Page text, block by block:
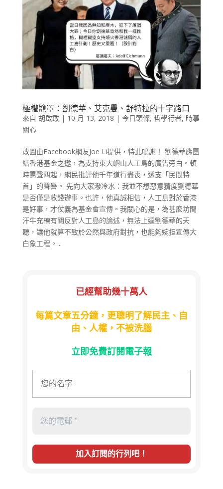
極權籠罩：劉德華、艾克曼、舒特拉的十字路口
來自 胡啟敢| 10 月 13, 2018 | 今日頭條, 哲學行者, 時事
關心
改圖由Facebook網友Joe Li提供，特此鳴謝！ 劉德華應團
結香港基金之邀，為支持東大嶼山人工島的廣告旁白。頓
時罵聲四起，網民批評他千年道行盡喪，透支「民間特
首」的聲譽。 先向大家潑冷水：我並不想惡意猜度劉德華
是否僅是收錢辦事。也許，他真誠相信，人工島對於香港
是好事，才仗義為基金會宣傳。我關心的是，為甚麼坊間
汗牛充棟有關反對人工島的論述，無法上達劉德華的天
聽，讓他就算不致於公然與政府對抗，也能夠婉拒宣傳大
白象工程。...
已經幫助幾十萬人
每篇文章五分鐘，更聰明了解民主、自
由、人權，不被洗腦
立即免費訂閱電子報